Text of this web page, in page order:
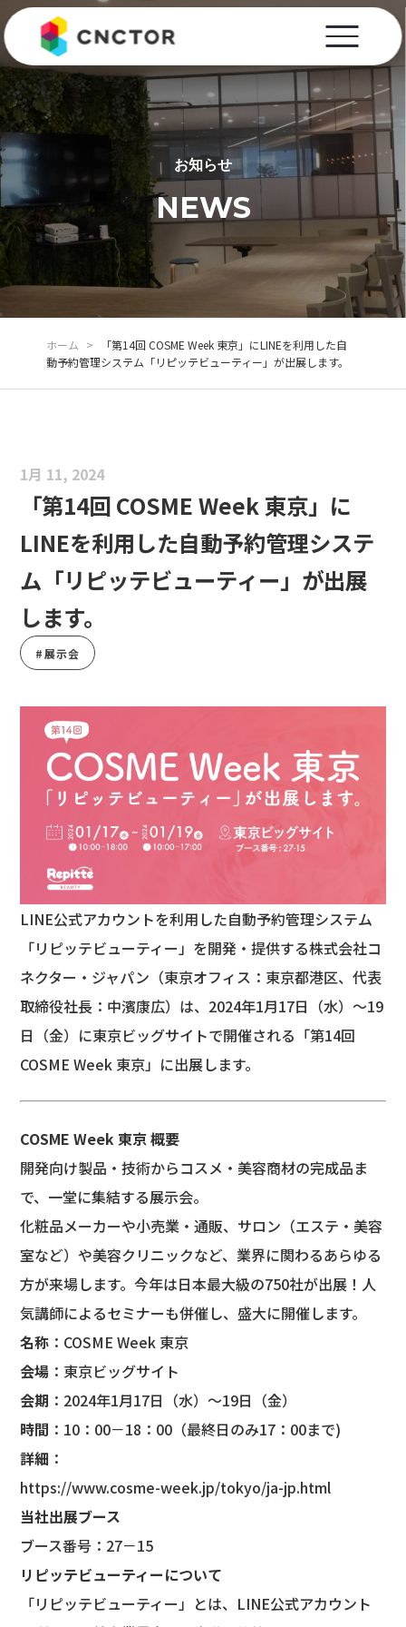
お知らせ
NEWS
ホーム >
「第14回 COSME Week 東京」にLINEを利用した自
動予約管理システム「リピッテビューティー」が出展します。
1月 11, 2024
「第14回 COSME Week 東京」に
LINEを利用した自動予約管理システ
ム「リピッテビューティー」が出展
します。
#展示会
LINE公式アカウントを利用した自動予約管理システム
「リピッテビューティー」を開発・提供する株式会社コ
ネクター・ジャパン（東京オフィス：東京都港区、代表
取締役社長：中濱康広）は、2024年1月17日（水）〜19
日（金）に東京ビッグサイトで開催される「第14回
COSME Week 東京」に出展します。
COSME Week 東京 概要
開発向け製品・技術からコスメ・美容商材の完成品ま
で、一堂に集結する展示会。
化粧品メーカーや小売業・通販、サロン（エステ・美容
室など）や美容クリニックなど、業界に関わるあらゆる
方が来場します。今年は日本最大級の750社が出展！人
気講師によるセミナーも併催し、盛大に開催します。
名称 ：COSME Week 東京
会場 ：東京ビッグサイト
会期 ：2024年1月17日（水）～19日（金）
時間 ：10：00－18：00（最終日のみ17：00まで)
詳細 ：
https://www.cosme-week.jp/tokyo/ja-jp.html
当社出展ブース
ブース番号：27－15
リピッテビューティーについて
「リピッテビューティー」とは、LINE公式アカウント